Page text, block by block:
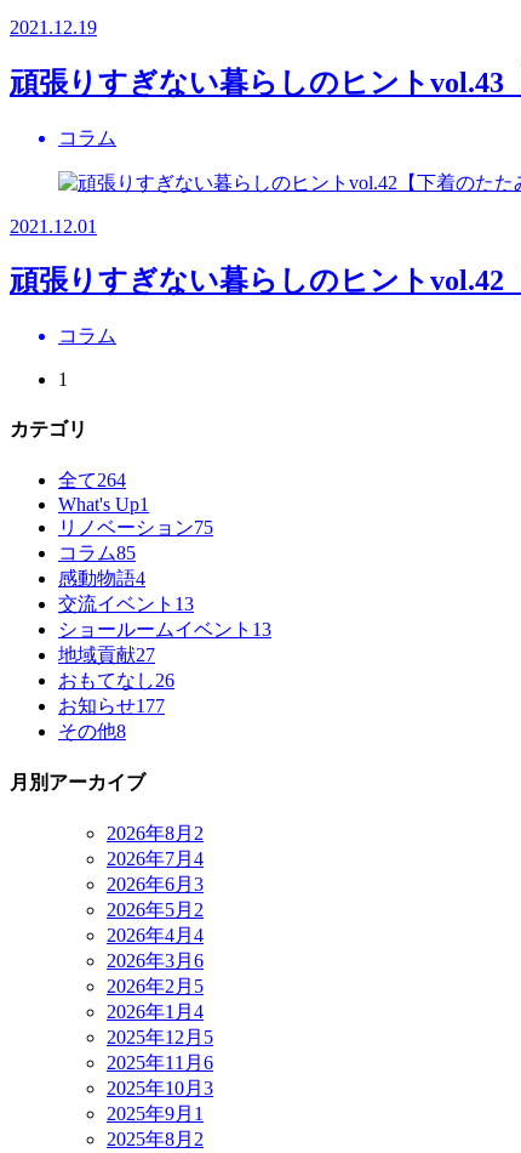
2021.12.19
頑張りすぎない暮らしのヒントvol.43
コラム
2021.12.01
頑張りすぎない暮らしのヒントvol.42
コラム
1
カテゴリ
全て264
What's Up1
リノベーション75
コラム85
感動物語4
交流イベント 13
ショールームイベント 13
地域貢献27
おもてなし26
お知らせ177
その他8
月別アーカイブ
2026年8月 2
2026年7月 4
2026年6月 3
2026年5月 2
2026年4月 4
2026年3月 6
2026年2月 5
2026年1月 4
2025年12月 5
2025年11月 6
2025年10月 3
2025年9月 1
2025年8月 2